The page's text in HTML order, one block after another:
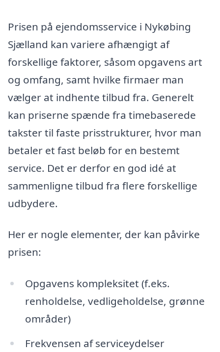
Prisen på ejendomsservice i Nykøbing
Sjælland kan variere afhængigt af
forskellige faktorer, såsom opgavens art
og omfang, samt hvilke firmaer man
vælger at indhente tilbud fra. Generelt
kan priserne spænde fra timebaserede
takster til faste prisstrukturer, hvor man
betaler et fast beløb for en bestemt
service. Det er derfor en god idé at
sammenligne tilbud fra flere forskellige
udbydere.
Her er nogle elementer, der kan påvirke
prisen:
Opgavens kompleksitet (f.eks.
renholdelse, vedligeholdelse, grønne
områder)
Frekvensen af serviceydelser